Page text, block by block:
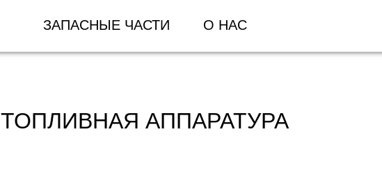
ЗАПАСНЫЕ ЧАСТИ О НАС
ТОПЛИВНАЯ АППАРАТУРА